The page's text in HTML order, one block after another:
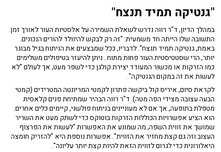
"גנטיקה תמיד תנצח"
במהלך הדיון, ד"ר רווה נדרש לשאלת השמירה על אלסטיות העור לאורך זמן.
התשובה שלו הייתה חד משמעית: "זה רק לבקש להיוולד להורים הנכונים.
באמת, גנטיקה תמיד תנצח". לדבריו, ככל שמבצעים את הניתוח בגיל מבוגר
יותר, הרי שסטטיסטית העור פחות מתוח . ניתן להיעזר בטיפולים משלימים
כמו הזרקות או מכשור המעודד יצירת קולגן כדי לשפר מעט, אך לעולם "לא
לעשות את זה במקום הגנטיקה".
לקראת סיום, איריס קול ביקשה פתרון לקמטי המריונטה המטרידים (קמטי
הבעה עצובה מצידי הפה מטה). ד"ר רווה הבהיר שמתיחת פנים קלאסית
מטפלת בתופעה, אך אם לא מעוניינים בניתוח פולשני, קיימים כלים אחרים.
הוא הציע אפשרויות הכוללות הזרקות בוטוקס כדי לשתק מעט את השריר
שמושך את זווית השפה, מה שמונע את האפשרות "לעשות את הפרצוף
העצוב וזה גם קצת מחזיר את הזווית". אפשרות נוספת היא "להזריק חומצה
היאלורונית כדי לגרום לזווית הזאת להיות קצת יותר עליונה".